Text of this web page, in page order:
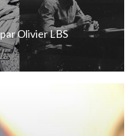
parOlivier LBS